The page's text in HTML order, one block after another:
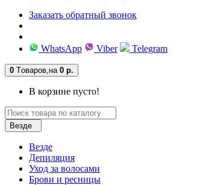
Заказать обратный звонок
WhatsApp Viber Telegram
0 Tоваров, на 0 р.
В корзине пусто!
Везде
Везде
Депиляция
Уход за волосами
Брови и ресницы